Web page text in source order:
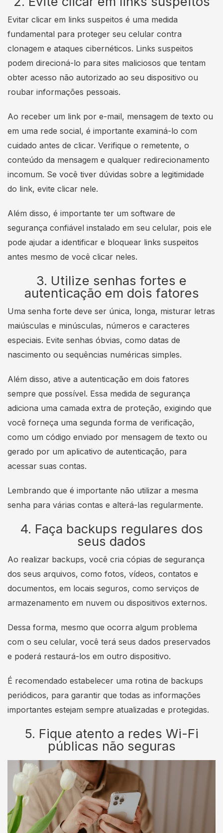
Evitar clicar em links suspeitos é uma medida
fundamental para proteger seu celular contra
clonagem e ataques cibernéticos. Links suspeitos
podem direcioná-lo para sites maliciosos que tentam
obter acesso não autorizado ao seu dispositivo ou
roubar informações pessoais.
Ao receber um link por e-mail, mensagem de texto ou
em uma rede social, é importante examiná-lo com
cuidado antes de clicar. Verifique o remetente, o
conteúdo da mensagem e qualquer redirecionamento
incomum. Se você tiver dúvidas sobre a legitimidade
do link, evite clicar nele.
Além disso, é importante ter um software de
segurança confiável instalado em seu celular, pois ele
pode ajudar a identificar e bloquear links suspeitos
antes mesmo de você clicar neles.
3. Utilize senhas fortes e
autenticação em dois fatores
Uma senha forte deve ser única, longa, misturar letras
maiúsculas e minúsculas, números e caracteres
especiais. Evite senhas óbvias, como datas de
nascimento ou sequências numéricas simples.
Além disso, ative a autenticação em dois fatores
sempre que possível. Essa medida de segurança
adiciona uma camada extra de proteção, exigindo que
você forneça uma segunda forma de verificação,
como um código enviado por mensagem de texto ou
gerado por um aplicativo de autenticação, para
acessar suas contas.
Lembrando que é importante não utilizar a mesma
senha para várias contas e alterá-las regularmente.
4. Faça backups regulares dos
seus dados
Ao realizar backups, você cria cópias de segurança
dos seus arquivos, como fotos, vídeos, contatos e
documentos, em locais seguros, como serviços de
armazenamento em nuvem ou dispositivos externos.
Dessa forma, mesmo que ocorra algum problema
com o seu celular, você terá seus dados preservados
e poderá restaurá-los em outro dispositivo.
É recomendado estabelecer uma rotina de backups
periódicos, para garantir que todas as informações
importantes estejam sempre atualizadas e protegidas.
5. Fique atento a redes Wi-Fi
públicas não seguras